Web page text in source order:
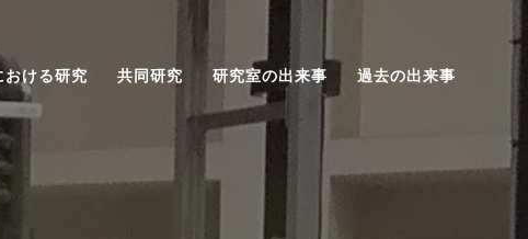
おける研究 共同研究 研究室の出来事 過去の出来事